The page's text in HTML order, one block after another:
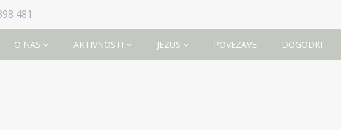
481
O NAS AKTIVNOSTI JEZUS POVEZAVE DOGODKI